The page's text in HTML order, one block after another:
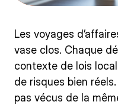
Les voyages
vase clos. Chaque
contexte de lois
de risques bien
pas vécus de la